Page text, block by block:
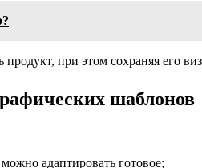
при этом сохраняя его
шаблонов
адаптировать готовое;